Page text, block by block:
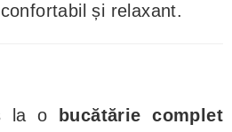
și relaxant.
la o
bucătărie complet